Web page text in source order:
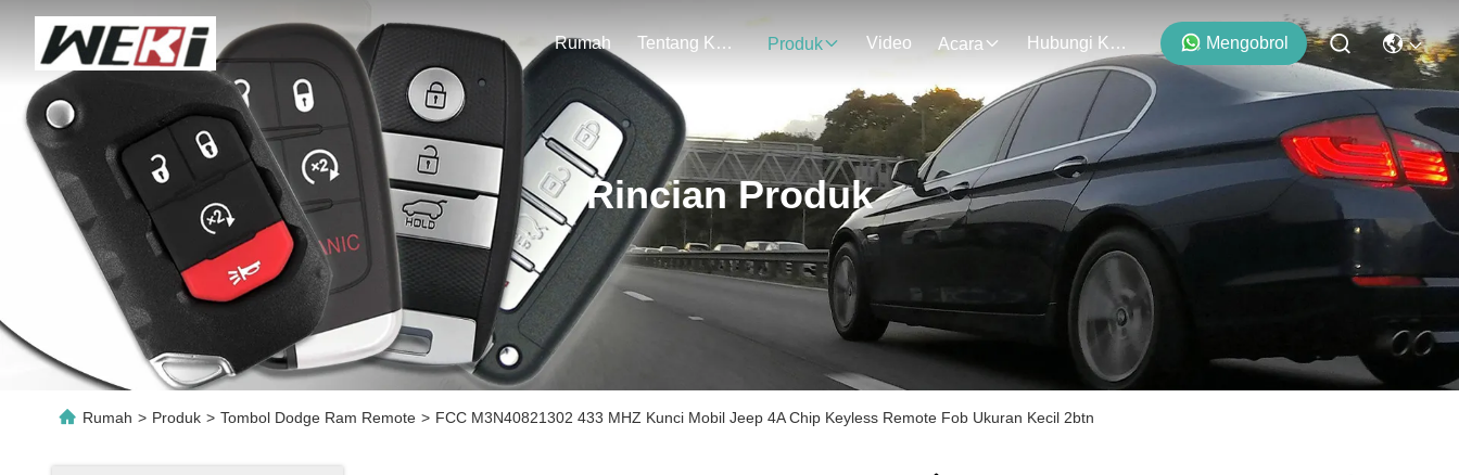
Rumah Tentang Kami Produk Video Acara Hubungi Kami Mengobrol
Rincian Produk
Rumah > Produk > Tombol Dodge Ram Remote > FCC M3N40821302 433 MHZ Kunci Mobil Jeep 4A Chip Keyless Remote Fob Ukuran Kecil 2btn